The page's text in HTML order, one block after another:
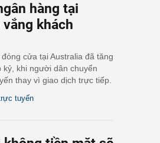
hàng tại
khách
cửa tại Australia đã tăng
khi người dân chuyển
thay vì giao dịch trực tiếp.
tuyến